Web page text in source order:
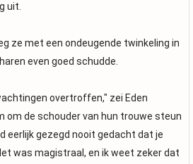
uit.
ze met een ondeugende twinkeling in
even goed schudde.
overtroffen," zei Eden
om de schouder van hun trouwe steun
eerlijk gezegd nooit gedacht dat je
was magistraal, en ik weet zeker dat